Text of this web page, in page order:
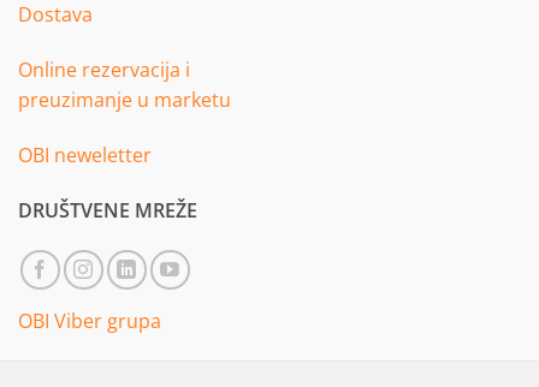
Dostava
Online rezervacija i
preuzimanje u marketu
OBI neweletter
DRUŠTVENE MREŽE
OBI Viber grupa